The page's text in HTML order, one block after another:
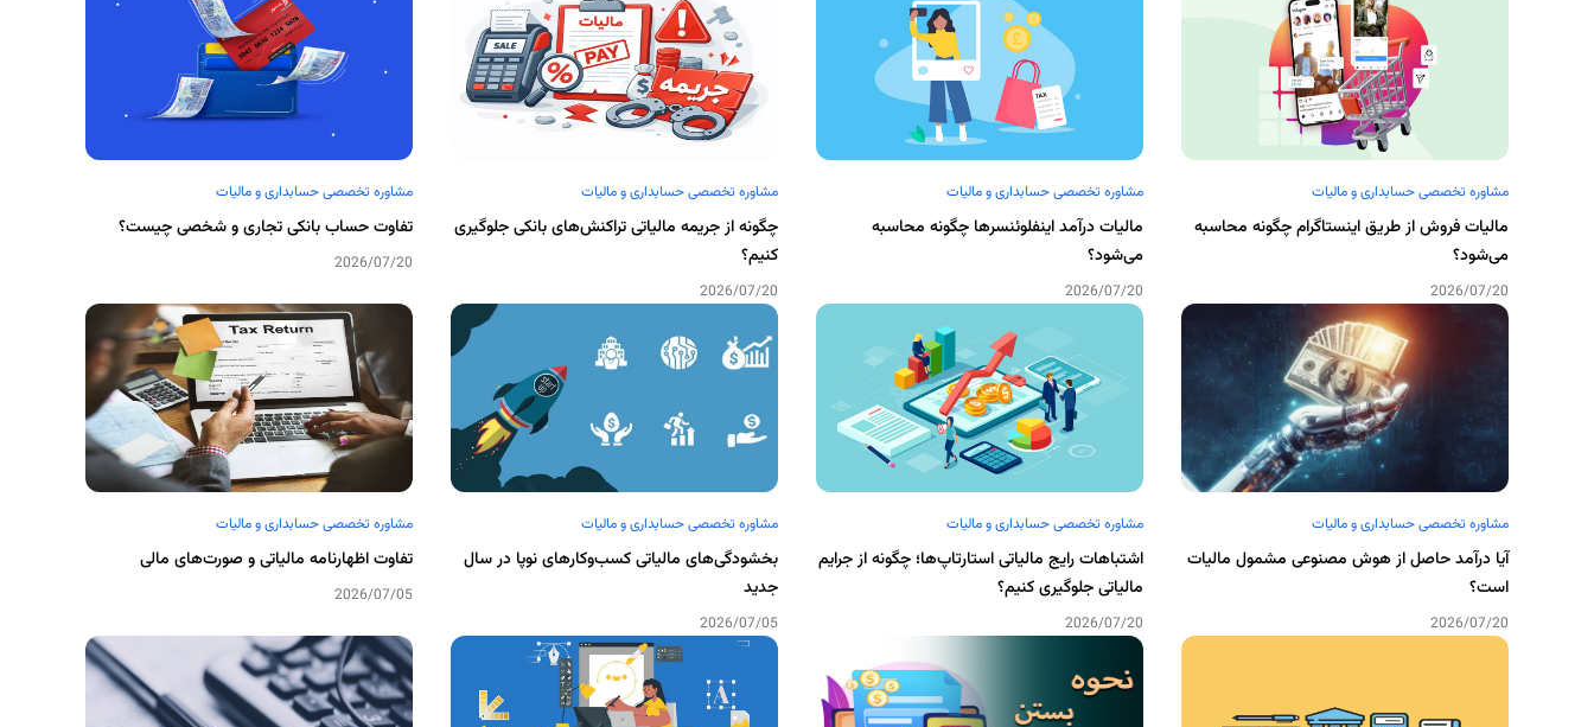
مشاوره تخصصی حسابداری و مالیات
مالیات فروش از طریق اینستاگرام چگونه محاسبه
می‌شود؟
2026/07/20
مشاوره تخصصی حسابداری و مالیات
مالیات درآمد اینفلوئنسرها چگونه محاسبه
می‌شود؟
2026/07/20
مشاوره تخصصی حسابداری و مالیات
چگونه از جریمه مالیاتی تراکنش‌های بانکی جلوگیری
کنیم؟
2026/07/20
مشاوره تخصصی حسابداری و مالیات
تفاوت حساب بانکی تجاری و شخصی چیست؟
2026/07/20
مشاوره تخصصی حسابداری و مالیات
آیا درآمد حاصل از هوش مصنوعی مشمول مالیات
است؟
2026/07/20
مشاوره تخصصی حسابداری و مالیات
اشتباهات رایج مالیاتی استارتاپ‌ها؛ چگونه از جرایم
مالیاتی جلوگیری کنیم؟
2026/07/20
مشاوره تخصصی حسابداری و مالیات
بخشودگی‌های مالیاتی کسب‌وکارهای نوپا در سال
جدید
2026/07/05
مشاوره تخصصی حسابداری و مالیات
تفاوت اظهارنامه مالیاتی و صورت‌های مالی
2026/07/05